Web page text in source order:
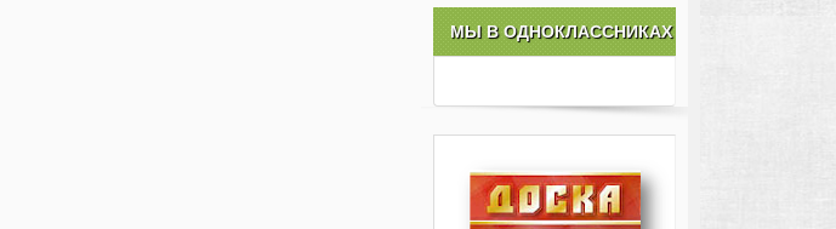
МЫ В ОДНОКЛАССНИКАХ